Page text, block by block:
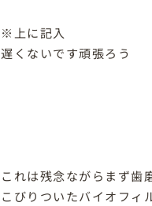
※上に記入
遅くないです頑張ろう
これは残念ながらまず歯
こびりついたバイオフィ